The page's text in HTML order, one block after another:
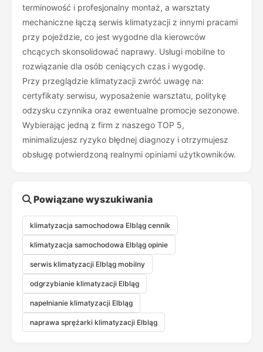
terminowość i profesjonalny montaż, a warsztaty
mechaniczne łączą serwis klimatyzacji z innymi pracami
przy pojeździe, co jest wygodne dla kierowców
chcących skonsolidować naprawy. Usługi mobilne to
rozwiązanie dla osób ceniących czas i wygodę.
Przy przeglądzie klimatyzacji zwróć uwagę na:
certyfikaty serwisu, wyposażenie warsztatu, politykę
odzysku czynnika oraz ewentualne promocje sezonowe.
Wybierając jedną z firm z naszego TOP 5,
minimalizujesz ryzyko błędnej diagnozy i otrzymujesz
obsługę potwierdzoną realnymi opiniami użytkowników.
Powiązane wyszukiwania
klimatyzacja samochodowa Elbląg cennik
klimatyzacja samochodowa Elbląg opinie
serwis klimatyzacji Elbląg mobilny
odgrzybianie klimatyzacji Elbląg
napełnianie klimatyzacji Elbląg
naprawa sprężarki klimatyzacji Elbląg